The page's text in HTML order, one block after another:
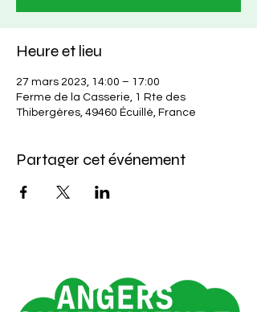
Heure et lieu
27 mars 2023, 14:00 – 17:00
Ferme de la Casserie, 1 Rte des
Thibergères, 49460 Écuillé, France
Partager cet événement